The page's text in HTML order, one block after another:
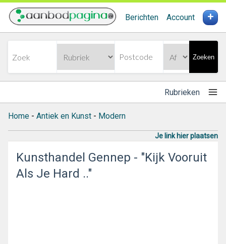
Berichten Account +
Zoeken
Rubrieken
Home - Antiek en Kunst - Modern
Je link hier plaatsen
Kunsthandel Gennep - "Kijk Vooruit
Als Je Hard .."